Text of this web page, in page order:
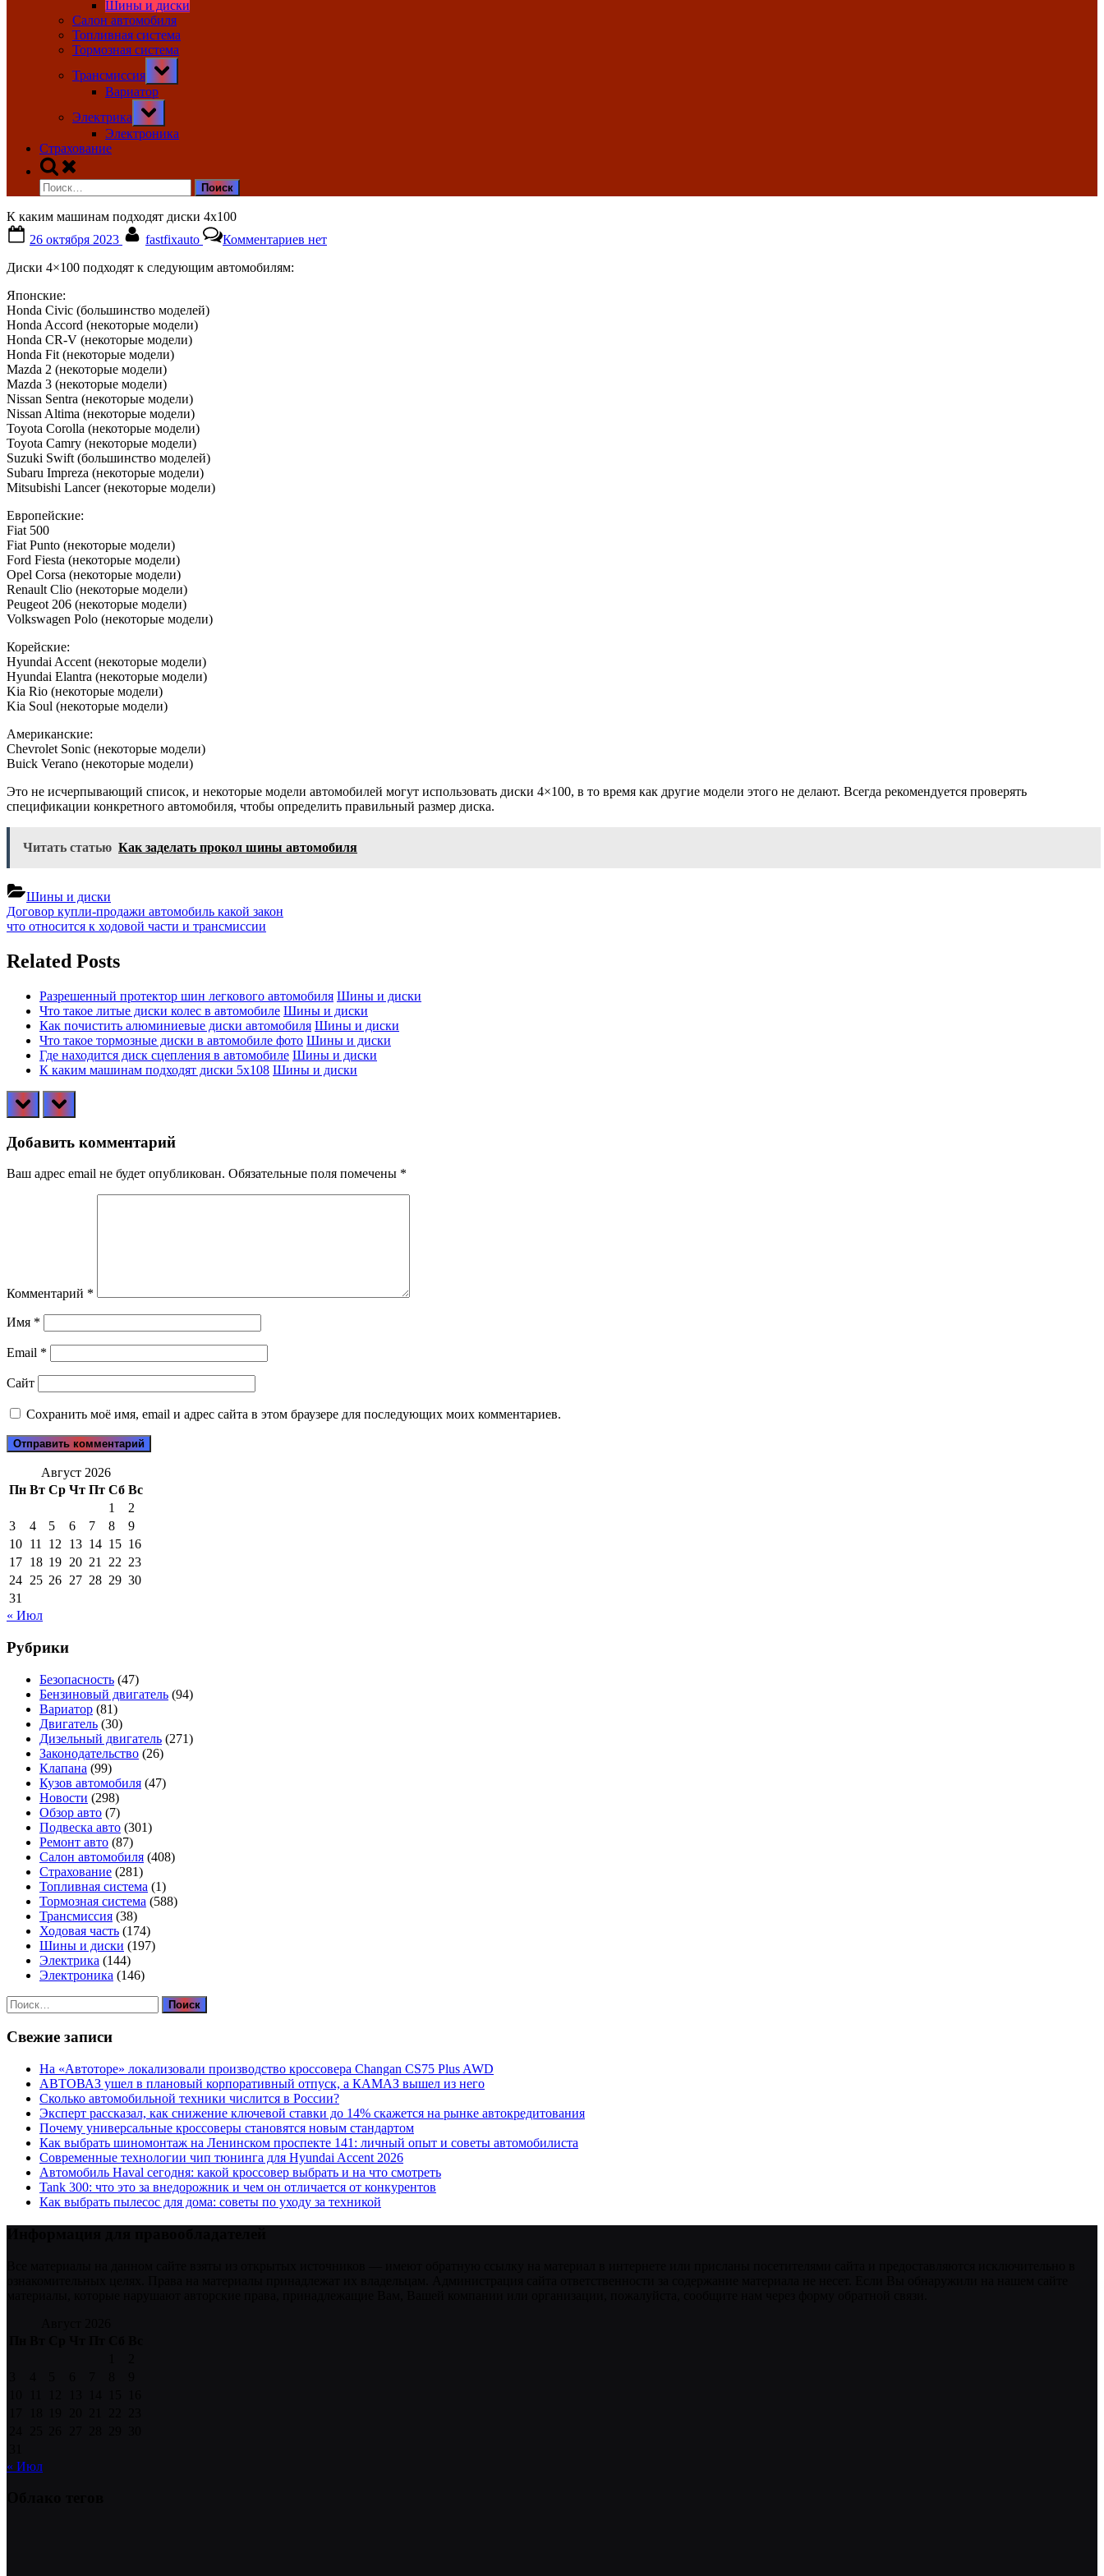
Шины и диски
Салон автомобиля
Топливная система
Тормозная система
Трансмиссия
Toggle
sub-
menu
Вариатор
Электрика
Toggle
sub-
menu
Электроника
Страхование
Toggle
search
form
Найти:
К каким машинам подходят диски 4х100
on
26 октября 2023 fastfixauto Комментариевзаписи
нет
Диски 4×100 подходят к следующим автомобилям:
Японские:
Honda Civic (большинство моделей)
Honda Accord (некоторые модели)
Honda CR-V (некоторые модели)
Honda Fit (некоторые модели)
Mazda 2 (некоторые модели)
Mazda 3 (некоторые модели)
Nissan Sentra (некоторые модели)
Nissan Altima (некоторые модели)
Toyota Corolla (некоторые модели)
Toyota Camry (некоторые модели)
Suzuki Swift (большинство моделей)
Subaru Impreza (некоторые модели)
Mitsubishi Lancer (некоторые модели)
Европейские:
Fiat 500
Fiat Punto (некоторые модели)
Ford Fiesta (некоторые модели)
Opel Corsa (некоторые модели)
Renault Clio (некоторые модели)
Peugeot 206 (некоторые модели)
Volkswagen Polo (некоторые модели)
Корейские:
Hyundai Accent (некоторые модели)
Hyundai Elantra (некоторые модели)
Kia Rio (некоторые модели)
Kia Soul (некоторые модели)
Американские:
Chevrolet Sonic (некоторые модели)
Buick Verano (некоторые модели)
Это не исчерпывающий список, и некоторые модели автомобилей могут использовать диски 4×100, в то время как другие модели этого не делают. Всегда рекомендуется проверять
спецификации конкретного автомобиля, чтобы определить правильный размер диска.
Читать статью Как заделать прокол шины автомобиля
Шины и диски
Навигация
по
записям
Previous
Post:
Договор купли-продажи автомобиль какой закон
Next
что относится к ходовой части и трансмиссии
Related Posts
Разрешенный протектор шин легкового автомобиля Шины и диски
Что такое литые диски колес в автомобиле Шины и диски
Как почистить алюминиевые диски автомобиля Шины и диски
Что такое тормозные диски в автомобиле фото Шины и диски
Где находится диск сцепления в автомобиле Шины и диски
К каким машинам подходят диски 5х108 Шины и диски
prev next
Добавить комментарий
Ваш адрес email не будет опубликован. Обязательные поля помечены *
Комментарий *
Имя *
Email *
Сайт
Сохранить моё имя, email и адрес сайта в этом браузере для последующих моих комментариев.
Август 2026
Пн Вт Ср Чт Пт Сб Вс
1
2
3
4 5 6 7 8
9
10 11 12 13 14 15 16
17 18 19 20 21 22 23
24 25 26 27 28 29 30
31
« Июл
Рубрики
Безопасность (47)
Бензиновый двигатель (94)
Вариатор (81)
Двигатель (30)
Дизельный двигатель (271)
Законодательство (26)
Клапана (99)
Кузов автомобиля (47)
Новости (298)
Обзор авто (7)
Подвеска авто (301)
Ремонт авто (87)
Салон автомобиля (408)
Страхование (281)
Топливная система (1)
Тормозная система (588)
Трансмиссия (38)
Ходовая часть (174)
Шины и диски (197)
Электрика (144)
Электроника (146)
Найти:
Свежие записи
На «Автоторе» локализовали производство кроссовера Changan CS75 Plus AWD
АВТОВАЗ ушел в плановый корпоративный отпуск, а КАМАЗ вышел из него
Сколько автомобильной техники числится в России?
Эксперт рассказал, как снижение ключевой ставки до 14% скажется на рынке автокредитования
Почему универсальные кроссоверы становятся новым стандартом
Как выбрать шиномонтаж на Ленинском проспекте 141: личный опыт и советы автомобилиста
Современные технологии чип тюнинга для Hyundai Accent 2026
Автомобиль Haval сегодня: какой кроссовер выбрать и на что смотреть
Tank 300: что это за внедорожник и чем он отличается от конкурентов
Как выбрать пылесос для дома: советы по уходу за техникой
« Июл